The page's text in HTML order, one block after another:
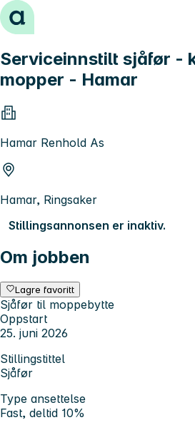
Hopp til innhold
Serviceinnstilt sjåfør -
mopper - Hamar
Hamar Renhold As
Hamar, Ringsaker
Stillingsannonsen er inaktiv.
Om jobben
Lagre favoritt
Sjåfør til moppebytte
Oppstart
25. juni 2026
Stillingstittel
Sjåfør
Type ansettelse
Fast, deltid 10%